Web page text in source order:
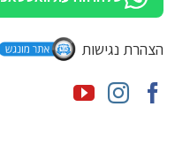
הצהרת נגישות